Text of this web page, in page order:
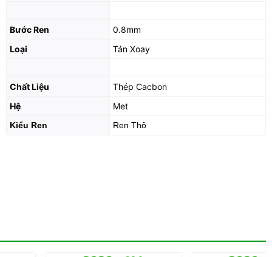
Bước Ren
0.8mm
Loại
Tán Xoay
Chất Liệu
Thép Cacbon
Hệ
Met
Kiểu Ren Ren Thô